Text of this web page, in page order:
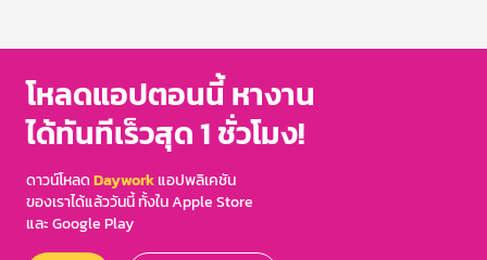
โหลดแอปตอนนี้ หางาน
ได้ทันทีเร็วสุด 1 ชั่วโมง!
ดาวน์โหลดDayworkแอปพลิเคชัน
ของเราได้แล้ววันนี้ ทั้งใน Apple Store
และ Google Play